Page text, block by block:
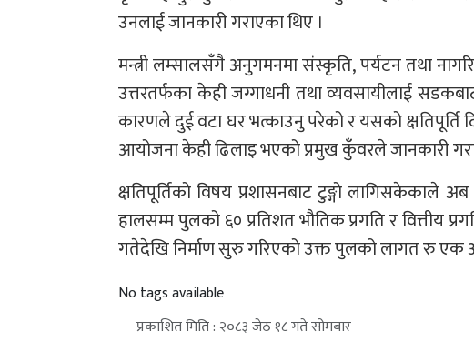
उनलाई जानकारी गराएका थिए ।
मन्त्री लम्सालसँगै अनुगमनमा संस्कृति, पर्यटन तथा
उत्तरतर्फका केही जग्गाधनी तथा व्यवसायीलाई
कारणले दुई वटा घर भत्काउनु परेको र यसको
आयोजना केही ढिलाइ भएको प्रमुख कुँवरले जानकारी
क्षतिपूर्तिको विषय प्रशासनबाट टुङ्गो
हालसम्म पुलको ६० प्रतिशत भौतिक प्रगति र वित्तीय
गतेदेखि निर्माण सुरु गरिएको उक्त पुलको लागत रु एक
No tags available
प्रकाशित मिति : २०८३ जेठ १८ गते सोमबार